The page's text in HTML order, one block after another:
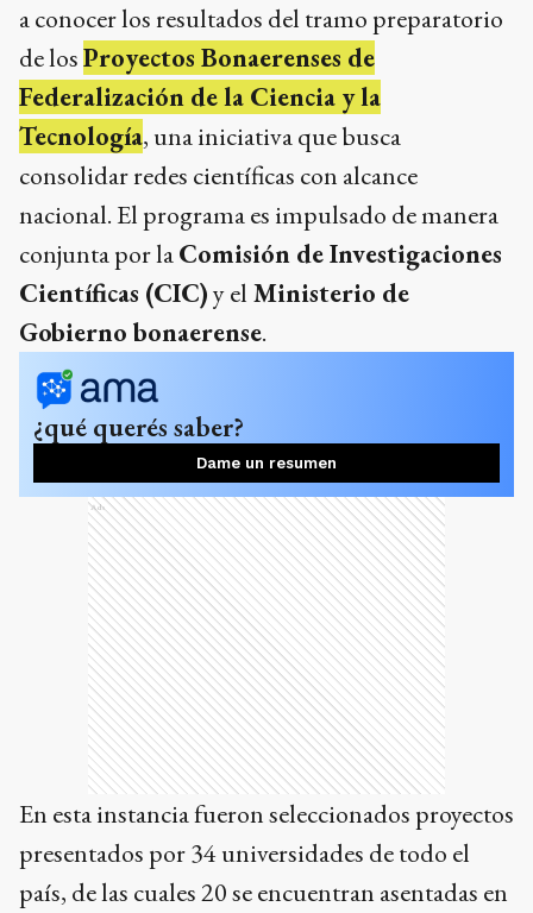
a conocer los resultados del tramo preparatorio
de losProyectos Bonaerenses de
Federalización de la Ciencia y la
Tecnología, una iniciativa que busca
consolidar redes científicas con alcance
nacional. El programa es impulsado de manera
conjunta por laComisión de Investigaciones
Científicas (CIC)y el Ministerio de
Gobierno bonaerense.
¿qué querés saber?
Dame un resumen
Ads
En esta instancia fueron seleccionados proyectos
presentados por 34 universidades de todo el
país, de las cuales 20 se encuentran asentadas en